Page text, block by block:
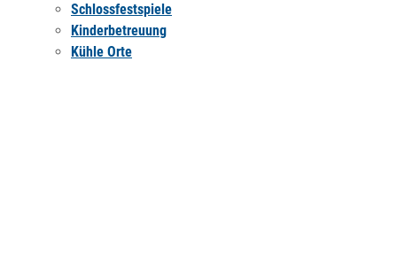
Schlossfestspiele
Kinderbetreuung
Kühle Orte